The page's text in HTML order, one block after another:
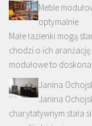
Meble
optymalnie
Małe łazienki mogą
chodzi o ich
modułowe to
Janina
Janina
charytatywnym stała